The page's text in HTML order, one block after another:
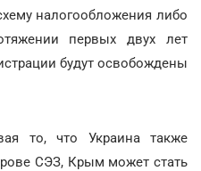
налогообложения либо
первых двух лет
будут освобождены
то, что Украина также
СЭЗ, Крым может стать